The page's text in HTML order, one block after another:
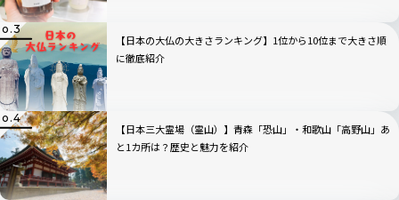
【日本の大仏の大きさランキング】1位から10位まで大きさ順
に徹底紹介
【日本三大霊場（霊山）】青森「恐山」・和歌山「高野山」あ
と1カ所は？歴史と魅力を紹介